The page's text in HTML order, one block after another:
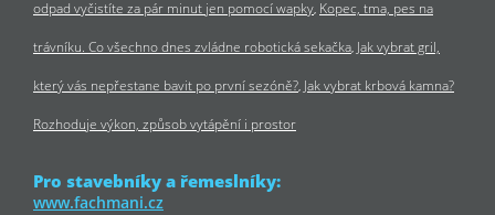
odpad vyčistíte za pár minut jen pomocí wapky Kopec, tma, pes na
trávníku. Co všechno dnes zvládne robotická sekačka Jak vybrat gril,
který vás nepřestane bavit po první sezóně? Jak vybrat krbová kamna?
Rozhoduje výkon, způsob vytápění i prostor
Pro stavebníky a řemeslníky:
www.fachmani.cz